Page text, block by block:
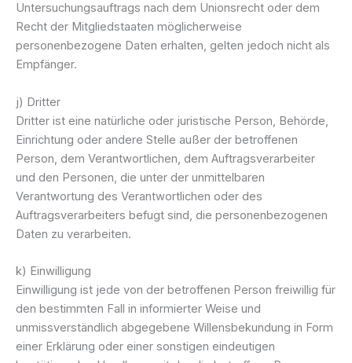
Untersuchungsauftrags nach dem Unionsrecht oder dem
Recht der Mitgliedstaaten möglicherweise
personenbezogene Daten erhalten, gelten jedoch nicht als
Empfänger.
j) Dritter
Dritter ist eine natürliche oder juristische Person, Behörde,
Einrichtung oder andere Stelle außer der betroffenen
Person, dem Verantwortlichen, dem Auftragsverarbeiter
und den Personen, die unter der unmittelbaren
Verantwortung des Verantwortlichen oder des
Auftragsverarbeiters befugt sind, die personenbezogenen
Daten zu verarbeiten.
k) Einwilligung
Einwilligung ist jede von der betroffenen Person freiwillig für
den bestimmten Fall in informierter Weise und
unmissverständlich abgegebene Willensbekundung in Form
einer Erklärung oder einer sonstigen eindeutigen